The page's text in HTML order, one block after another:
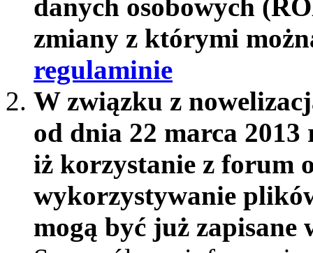
danych osobowych
zmiany z którymi
regulaminie
W związku z
od dnia 22 marca
iż korzystanie z forum
wykorzystywanie
mogą być już